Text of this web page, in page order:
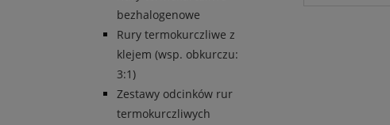
bezhalogenowe
Rury termokurczliwe z
klejem (wsp. obkurczu:
3:1)
Zestawy odcinków rur
termokurczliwych